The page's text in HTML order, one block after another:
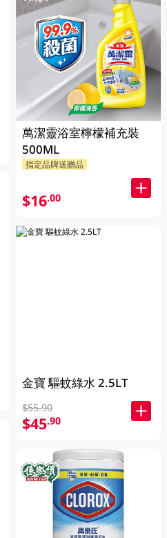
萬潔靈浴室檸檬補充裝
500ML
指定品牌送贈品
$16.00
金寶 驅蚊綠水 2.5LT
$55.90
$45.90